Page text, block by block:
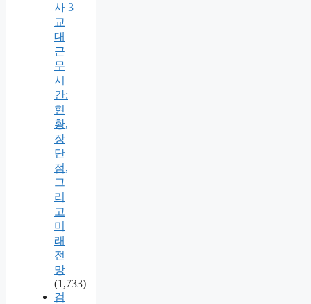
사 3
교
대
근
무
시
간:
현
황,
장
단
점,
그
리
고
미
래
전
망
(1,733)
검